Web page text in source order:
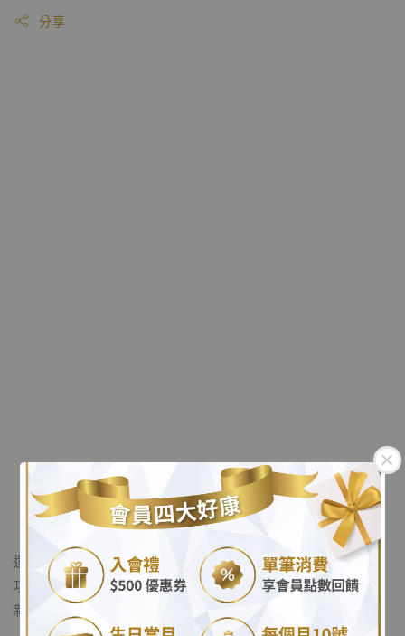
.
分享
還記得我說過，我曾經胖了十幾公斤的慘痛經驗嗎？讓我成
功瘦下來的關鍵，不是吃菜，而是把我的「蛋白質清單」重
新洗牌。